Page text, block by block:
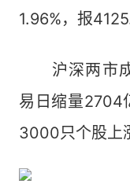
1.96%，报
沪深两市成
易日缩量2704
3000只个股上